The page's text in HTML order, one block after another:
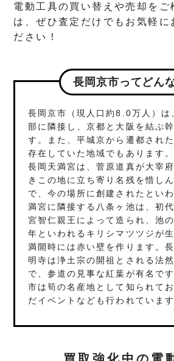
電動工具の買い替えや売却をご
は、ぜひ査定だけでもお気軽に
ださい！
長岡京市ってどん
長岡京市（現人口約8.0万人）は
部に隣接し、京都と大阪を結ぶ
す。また、平城京から遷都され
存在していた地域でもあります
長岡天満宮は、菅原道真が大宰
きこの地に立ち寄り名残を惜し
で、今の場所に創建されたとい
満宮に隣接する八条ヶ池は、初
宮智仁親王によって造られ、池
年といわれるキリシマツツジが
満開時には赤い壁を作ります。
明寺は浄土宗の開祖とされる法
で、参道の見事な紅葉が有名で
市は筍の名産地として知られて
だイベントなども行われています
買取強化中の電